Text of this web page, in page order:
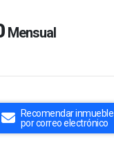
Mensual
Recomendar inmueble
por correo electrónico